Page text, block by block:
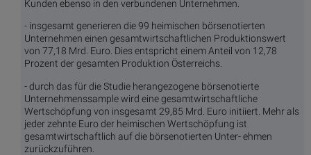
Kunden ebenso in den verbundenen Unternehmen.
- insgesamt generieren die 99 heimischen börsenotierten
Unternehmen einen gesamtwirtschaftlichen Produktionswert
von 77,18 Mrd. Euro. Dies entspricht einem Anteil von 12,78
Prozent der gesamten Produktion Österreichs.
- durch das für die Studie herangezogene börsenotierte
Unternehmenssample wird eine gesamtwirtschaftliche
Wertschöpfung von insgesamt 29,85 Mrd. Euro initiiert. Mehr als
jeder zehnte Euro der heimischen Wertschöpfung ist
gesamtwirtschaftlich auf die börsenotierten Unter- ehmen
zurückzuführen.